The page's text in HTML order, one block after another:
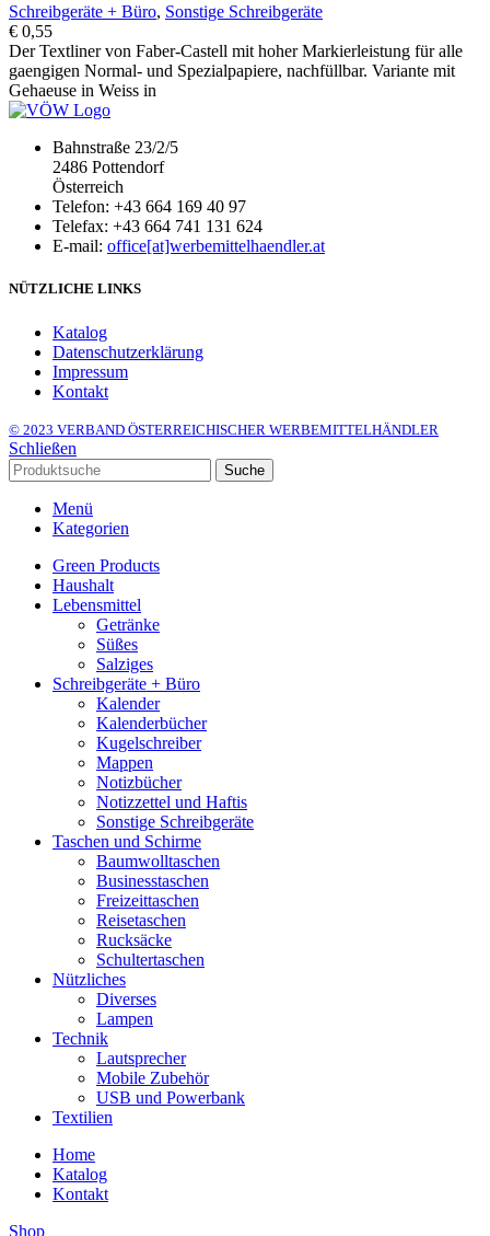
Schreibgeräte + Büro, Sonstige Schreibgeräte
€ 0,55
Der Textliner von Faber-Castell mit hoher Markierleistung für alle
gaengigen Normal- und Spezialpapiere, nachfüllbar. Variante mit
Gehaeuse in Weiss in
Bahnstraße 23/2/5
2486 Pottendorf
Österreich
Telefon: +43 664 169 40 97
Telefax: +43 664 741 131 624
E-mail: office[at]werbemittelhaendler.at
NÜTZLICHE LINKS
Katalog
Datenschutzerklärung
Impressum
Kontakt
© 2023 VERBAND ÖSTERREICHISCHER WERBEMITTELHÄNDLER
Schließen
Suche
Menü
Kategorien
Green Products
Haushalt
Lebensmittel
Getränke
Süßes
Salziges
Schreibgeräte + Büro
Kalender
Kalenderbücher
Kugelschreiber
Mappen
Notizbücher
Notizzettel und Haftis
Sonstige Schreibgeräte
Taschen und Schirme
Baumwolltaschen
Businesstaschen
Freizeittaschen
Reisetaschen
Rucksäcke
Schultertaschen
Nützliches
Diverses
Lampen
Technik
Lautsprecher
Mobile Zubehör
USB und Powerbank
Textilien
Home
Katalog
Kontakt
Shop